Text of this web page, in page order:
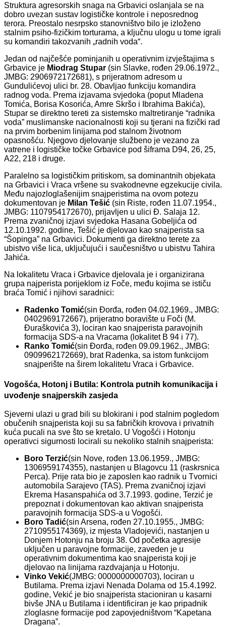
Struktura agresorskih snaga na Grbavici oslanjala se na
dobro uvezan sustav logističke kontrole i neposrednog
terora. Preostalo nesrpsko stanovništvo bilo je izloženo
stalnim psiho-fizičkim torturama, a ključnu ulogu u tome igrali
su komandiri takozvanih „radnih voda“.
Jedan od najčešće pominjanih u operativnim izvještajima s
Grbavice je Miodrag Stupar (sin Slavke, rođen 29.06.1972.,
JMBG: 2906972172681), s prijeratnom adresom u
Gundulićevoj ulici br. 28. Obavljao funkciju komandira
radnog voda. Prema izjavama svjedoka (poput Mladena
Tomića, Borisa Kosorića, Amre Skršo i Ibrahima Bakića),
Stupar se direktno tereti za sistemsko maltretiranje “radnika
voda” muslimanske nacionalnosti koji su tjerani na fizički rad
na prvim borbenim linijama pod stalnom životnom
opasnošću. Njegovo djelovanje službeno je vezano za
vatrene i logističke točke Grbavice pod šiframa D94, 26, 25,
A22, 218 i druge.
Paralelno sa logističkim pritiskom, sa dominantnih objekata
na Grbavici i Vraca vršene su svakodnevne egzekucije civila.
Među najozloglašenijim snajperistima na ovom potezu
dokumentovan je Milan Tešić (sin Riste, rođen 11.07.1954.,
JMBG: 1107954172670), prijavljen u ulici Đ. Salaja 12.
Prema zvaničnoj izjavi svjedoka Hasana Gobeljića od
12.10.1992. godine, Tešić je djelovao kao snajperista sa
“Šopinga” na Grbavici. Dokumenti ga direktno terete za
ubistvo više lica, uključujući i saučesništvo u ubistvu Tahira
Jahića.
Na lokalitetu Vraca i Grbavice djelovala je i organizirana
grupa najperista porijeklom iz Foče, među kojima se ističu
braća Tomić i njihovi saradnici:
Radenko Tomić(sin Đorđa, rođen 04.02.1969., JMBG:
0402969172667), prijeratno boravište u Foči (M.
Đuraškovića 3), lociran kao snajperista paravojnih
formacija SDS-a na Vracama (lokalitet B 94 i 77).
Ranko Tomić(sin Đorđa, rođen 09.09.1962., JMBG:
0909962172669), brat Radenka, sa istom funkcijom
snajperište na širem lokalitetu Vraca i Grbavice.
Vogošća, Hotonj i Butila: Kontrola putnih komunikacija i
uvođenje snajperskih zasjeda
Sjeverni ulazi u grad bili su blokirani i pod stalnim pogledom
obučenih snajperista koji su sa fabričkih krovova i privatnih
kuća pucali na sve što se kretalo. U Vogošći i Hotonju
operativci sigurnosti locirali su nekoliko stalnih snajperista:
Boro Terzić(sin Nove, rođen 13.06.1959., JMBG:
1306959174355), nastanjen u Blagovcu 11 (raskrsnica
Perca). Prije rata bio je zaposlen kao radnik u Tvornici
automobila Sarajevo (TAS). Prema zvaničnoj izjavi
Ekrema Hasanspahića od 3.7.1993. godine, Terzić je
prepoznat i dokumentovan kao aktivan snajperista
paravojnih formacija SDS-a u Vogošći.
Boro Tadić(sin Arsena, rođen 27.10.1955., JMBG:
2710955174369), iz mjesta Vladojevići, nastanjen u
Donjem Hotonju na broju 38. Od početka agresije
uključen u paravojne formacije, zaveden je u
operativnim dokumentima kao snajperista koji je
djelovao na linijama razdvajanja u Hotonju.
Vinko Vekić(JMBG: 0000000000703), lociran u
Butilama. Prema izjavi Nenada Dolama od 15.4.1992.
godine, Vekić je bio snajperista stacioniran u kasarni
bivše JNA u Butilama i identificiran je kao pripadnik
zloglasne formacije pod zapovjedništvom “Kapetana
Dragana”.